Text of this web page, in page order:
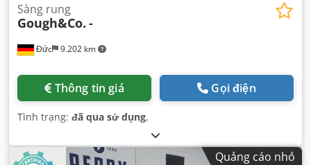
Đức 9.202 km
Sàng rung
Gough&Co. -
Thông tin giá Gọi điện
Tình trạng: đã qua sử dụng,
Quảng cáo nhỏ